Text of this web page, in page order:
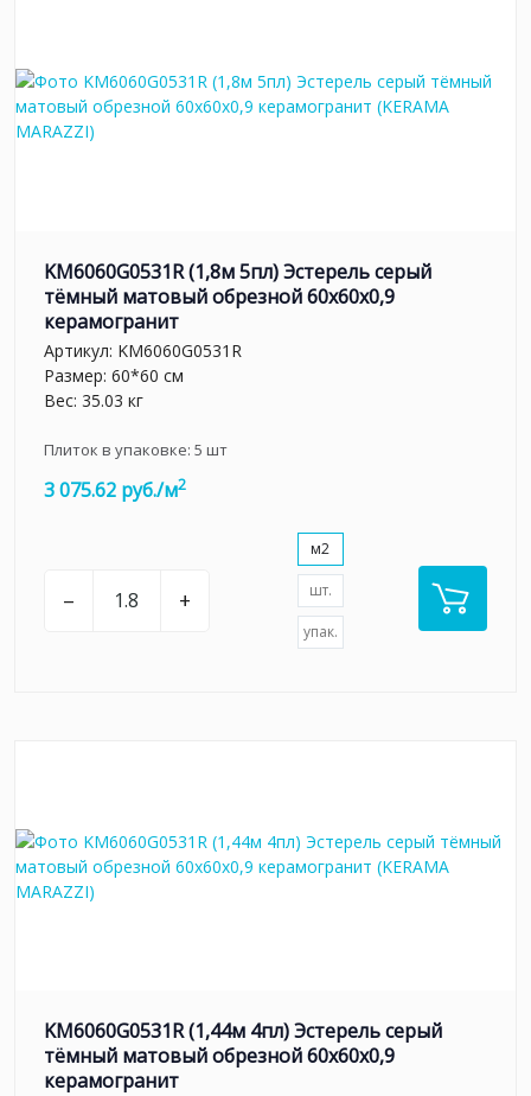
KM6060G0531R (1,8м 5пл) Эстерель серый
тёмный матовый обрезной 60x60x0,9
керамогранит
Артикул: KM6060G0531R
Размер: 60*60 см
Вес: 35.03 кг
Плиток в упаковке: 5 шт
3 075.62 руб./м2
– +
м2
шт.
упак.
KM6060G0531R (1,44м 4пл) Эстерель серый
тёмный матовый обрезной 60x60x0,9
керамогранит